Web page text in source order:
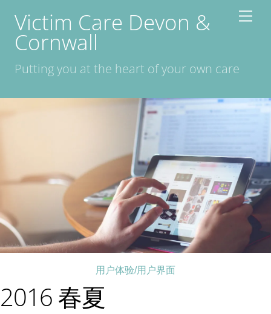
content
Victim Care Devon &
Cornwall
Putting you at the heart of your own care
用户体验/用户界面
2016 春夏